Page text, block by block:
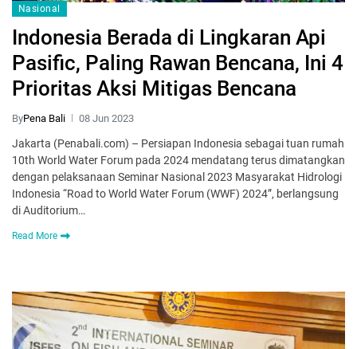
Nasional
Indonesia Berada di Lingkaran Api
Pasific, Paling Rawan Bencana, Ini 4
Prioritas Aksi Mitigas Bencana
ByPena Bali 08 Jun 2023
Jakarta (Penabali.com) – Persiapan Indonesia sebagai tuan rumah
10th World Water Forum pada 2024 mendatang terus dimatangkan
dengan pelaksanaan Seminar Nasional 2023 Masyarakat Hidrologi
Indonesia “Road to World Water Forum (WWF) 2024”, berlangsung
di Auditorium…
Read More